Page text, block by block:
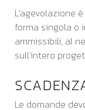
L’agevolazione
forma singola o
ammissibili, al
sull’intero
Le domande